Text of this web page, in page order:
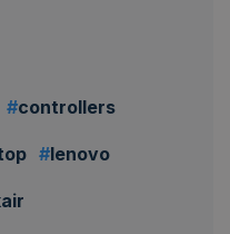
controllers
lenovo